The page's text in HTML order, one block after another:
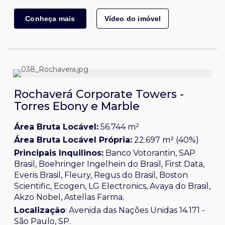
imóvel foi entregue no ano de 2012 e recebe a
classificação AA (*fonte: Buildings - Nov/2020). Possui
complexo do Shopping Center 3, com mais de 70
opções de lojas, serviços e facilidades.
Conheça mais Vídeo do imóvel
Edifício
Rochaverá Corporate Towers -
Torres Ebony e Marble
Área Bruta Locável: 56.744 m²
Área Bruta Locável Própria: 22.697 m² (40%)
Principais Inquilinos: Banco Votorantin, SAP
Brasil, Boehringer Ingelhein do Brasil, First Data,
Everis Brasil, Fleury, Regus do Brasil, Boston
Scientific, Ecogen, LG Electronics, Avaya do Brasil,
Akzo Nobel, Astellas Farma.
Localização: Avenida das Nações Unidas 14.171 -
São Paulo, SP.